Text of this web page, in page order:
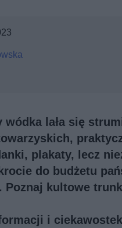
wódka lała się
plakaty, lecz
do budżetu
Poznaj kultowe
i